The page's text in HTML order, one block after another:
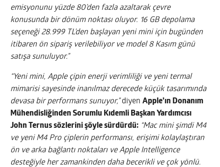
emisyonunu yüzde 80’den fazla azaltarak çevre
konusunda bir dönüm noktası oluyor. 16 GB depolama
seçeneği 28.999 TL’den başlayan yeni mini için bugünden
itibaren ön sipariş verilebiliyor ve model 8 Kasım günü
satışa sunuluyor.”
“Yeni mini, Apple çipin enerji verimliliği ve yeni termal
mimarisi sayesinde inanılmaz derecede küçük tasarımında
devasa bir performans sunuyor,”diyenApple’ın Donanım
Mühendisliğinden Sorumlu Kıdemli Başkan Yardımcısı
John Ternus sözlerini şöyle sürdürdü: “Mac mini şimdi M4
ve yeni M4 Pro çiplerin performansı, erişimi kolaylaştıran
ön ve arka bağlantı noktaları ve Apple Intelligence
desteğiyle her zamankinden daha becerikli ve çok yönlü.